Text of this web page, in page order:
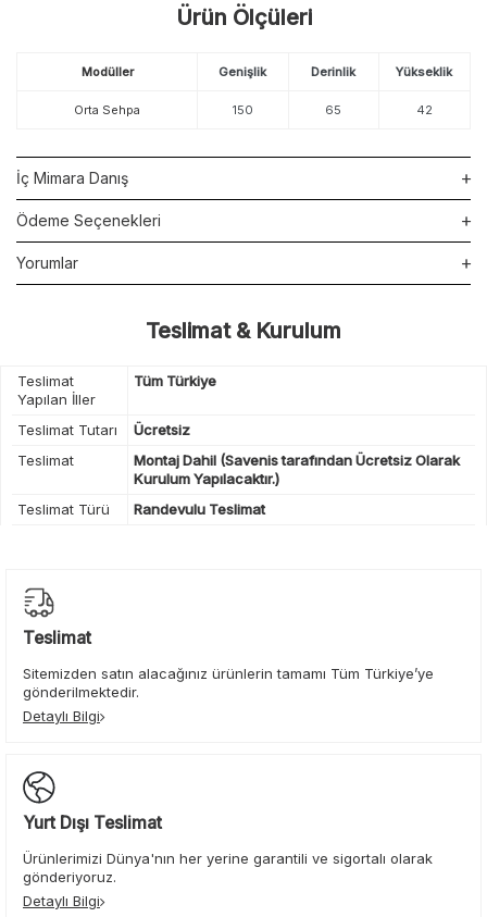
Ürün Ölçüleri
Modüller Genişlik Derinlik Yükseklik
Orta Sehpa 150 65 42
İç Mimara Danış
Ödeme Seçenekleri
Yorumlar
Teslimat & Kurulum
Teslimat
Yapılan İller
Tüm Türkiye
Teslimat Tutarı
Ücretsiz
Teslimat
Montaj Dahil (Savenis tarafından Ücretsiz Olarak
Kurulum Yapılacaktır.)
Teslimat Türü
Randevulu Teslimat
Teslimat
Sitemizden satın alacağınız ürünlerin tamamı Tüm Türkiye’ye
gönderilmektedir.
Detaylı Bilgi
Yurt Dışı Teslimat
Ürünlerimizi Dünya'nın her yerine garantili ve sigortalı olarak
gönderiyoruz.
Detaylı Bilgi